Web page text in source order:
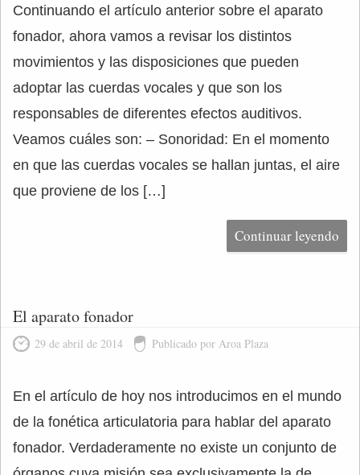
Continuando el artículo anterior sobre el aparato
fonador, ahora vamos a revisar los distintos
movimientos y las disposiciones que pueden
adoptar las cuerdas vocales y que son los
responsables de diferentes efectos auditivos.
Veamos cuáles son: – Sonoridad: En el momento
en que las cuerdas vocales se hallan juntas, el aire
que proviene de los […]
Continuar leyendo
El aparato fonador
29 de abril de 2014 Publicado por Aroa Plaza
En el artículo de hoy nos introducimos en el mundo
de la fonética articulatoria para hablar del aparato
fonador. Verdaderamente no existe un conjunto de